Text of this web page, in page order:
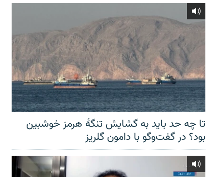
تا چه حد باید به گشایش تنگهٔ هرمز خوشبین
بود؟ در گفت‌وگو با دامون گلریز